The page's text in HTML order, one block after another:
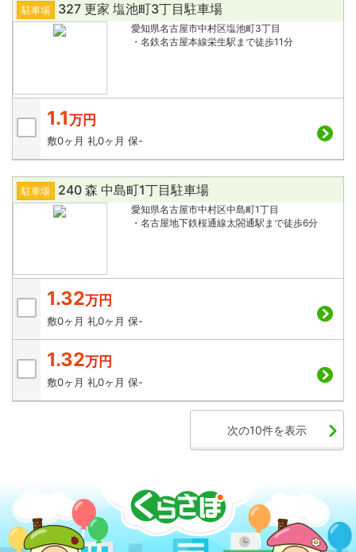
駐車場 327 更家 塩池町3丁目駐車場
愛知県名古屋市中村区塩池町3丁目
・名鉄名古屋本線栄生駅まで徒歩11分
1.1万円
敷0ヶ月 礼0ヶ月 保-
駐車場 240 森 中島町1丁目駐車場
愛知県名古屋市中村区中島町1丁目
・名古屋地下鉄桜通線太閤通駅まで徒歩6分
1.32万円
敷0ヶ月 礼0ヶ月 保-
1.32万円
敷0ヶ月 礼0ヶ月 保-
次の10件を表示